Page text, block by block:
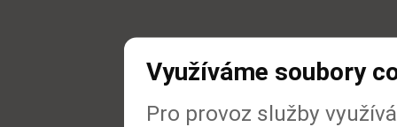
Využíváme soubory
Pro provoz služby